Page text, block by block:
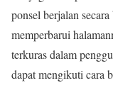
ponsel berjalan
memperbarui
terkuras dalam
dapat mengikuti cara